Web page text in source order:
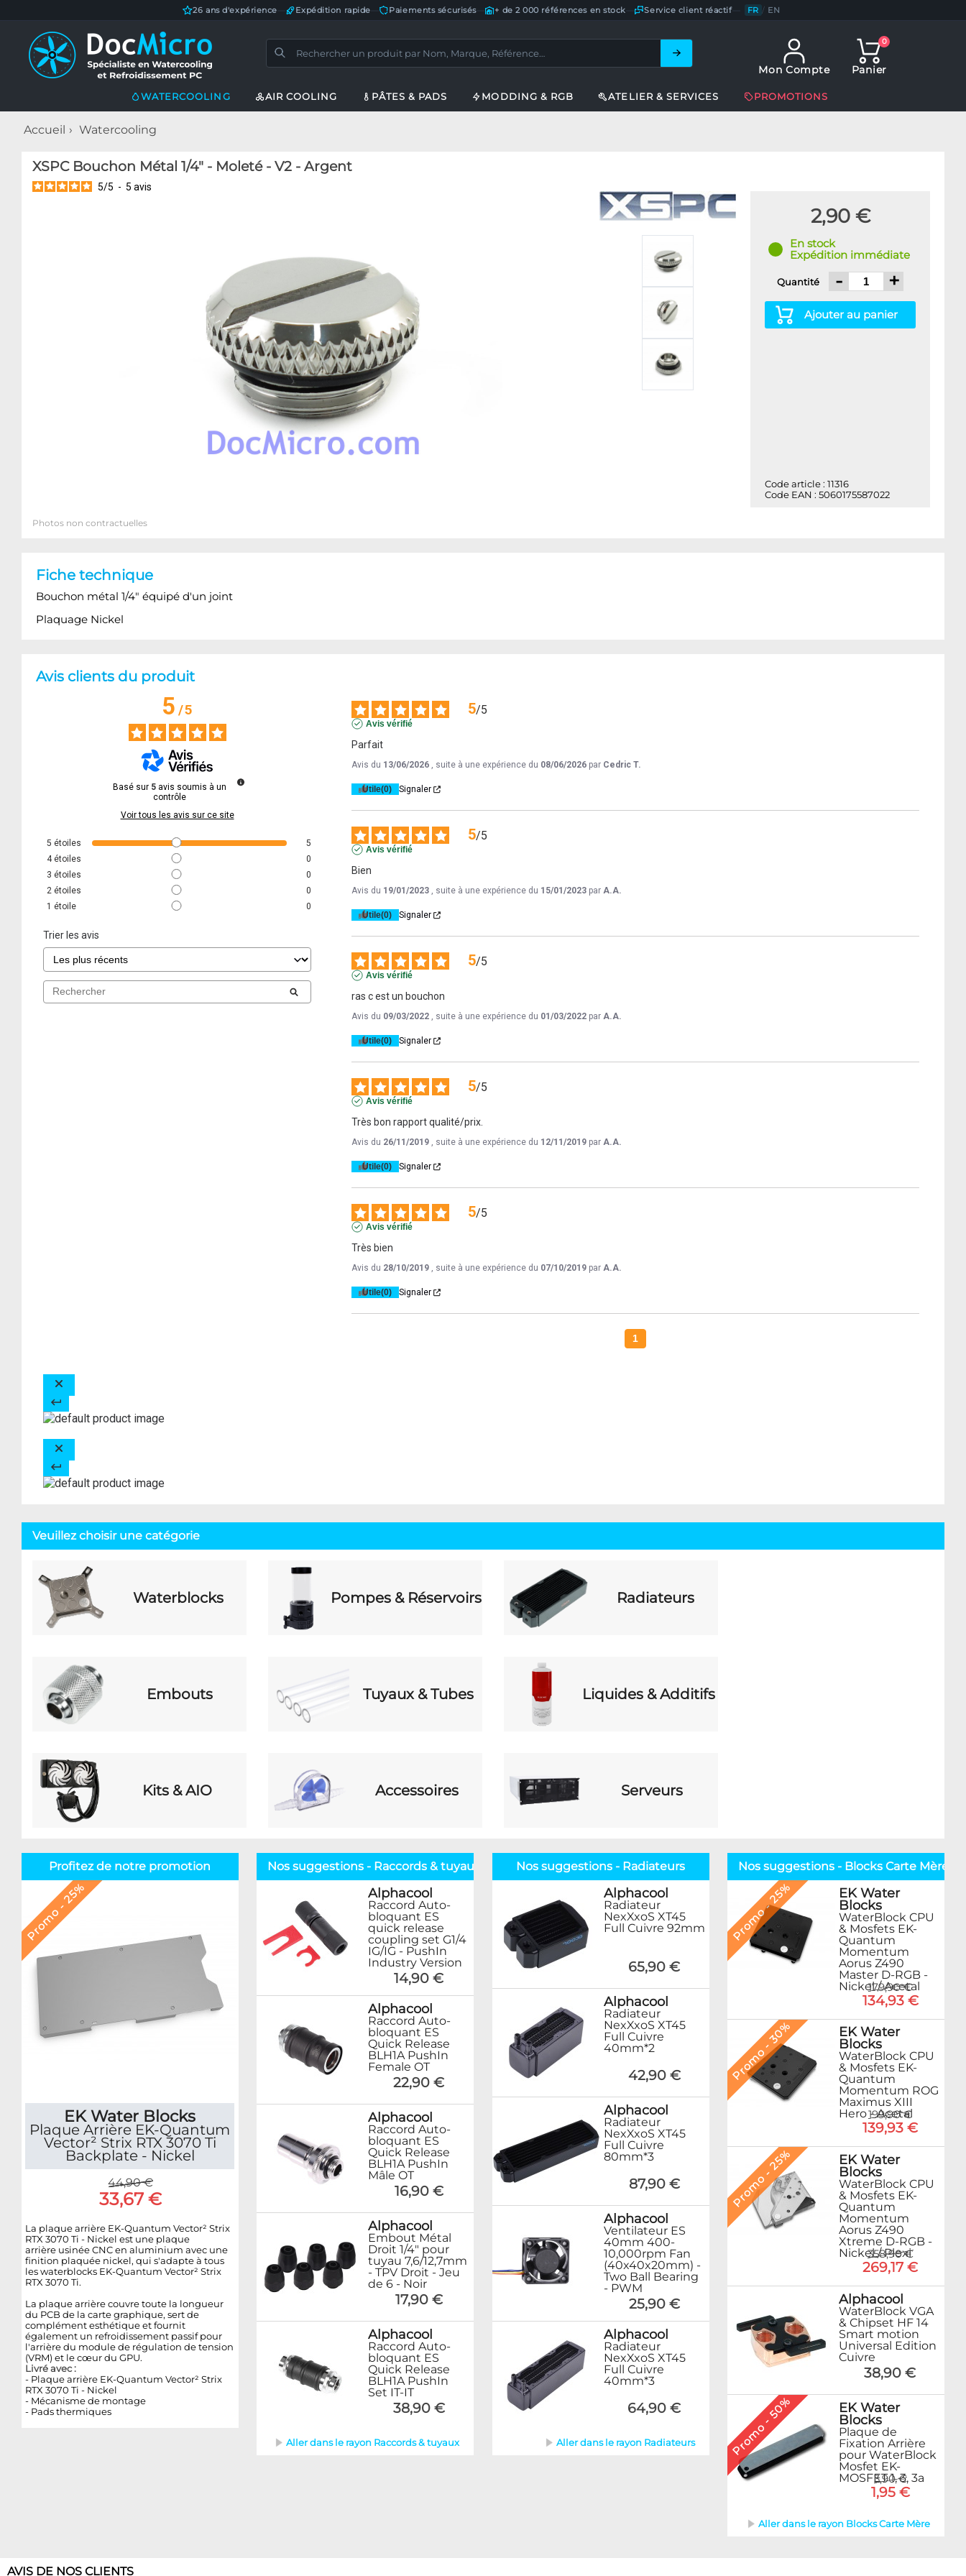
26 ans d'expérience Expédition rapide Paiements sécurisés— + de 2 000 références en stock Service client réactif— FR / EN
Mon Compte
0
Panier
WATERCOOLING AIR COOLING PÂTES & PADS MODDING & RGB ATELIER & SERVICES PROMOTIONS
Accueil Watercooling
XSPC Bouchon Métal 1/4" - Moleté - V2 - Argent
5/5 - 5 avis
2,90 €
En stock
Expédition immédiate
Quantité - +
Ajouter au panier
Code article : 11316
Code EAN : 5060175587022
Photos non contractuelles
Fiche technique
Bouchon métal 1/4" équipé d'un joint
Plaquage Nickel
Avis clients du produit
5/5
Basé sur 5 avis soumis à un
contrôle
Voir tous les avis sur ce site
5 étoiles
5
4 étoiles
0
3 étoiles
0
2 étoiles
0
1 étoile 0
Trier les avis
5/5
Avis vérifié
Parfait
Avis du 13/06/2026 , suite à une expérience du 08/06/2026 par Cedric T.
Utile(0) Signaler
5/5
Avis vérifié
Bien
Avis du 19/01/2023 , suite à une expérience du 15/01/2023 parA.A.
Utile(0) Signaler
5/5
Avis vérifié
ras c est un bouchon
Avis du 09/03/2022 , suite à une expérience du 01/03/2022 parA.A.
Utile(0) Signaler
5/5
Avis vérifié
Très bon rapport qualité/prix.
Avis du 26/11/2019 , suite à une expérience du 12/11/2019 parA.A.
Utile(0) Signaler
5/5
Avis vérifié
Très bien
Avis du 28/10/2019 , suite à une expérience du 07/10/2019 parA.A.
Utile(0) Signaler
1
Veuillez choisir une catégorie
Waterblocks Pompes & Réservoirs Radiateurs
Embouts Tuyaux & Tubes Liquides & Additifs
Kits & AIO Accessoires Serveurs
Profitez de notre promotion
Promo - 25%
EK Water Blocks
Plaque Arrière EK-Quantum
Vector² Strix RTX 3070 Ti
Backplate - Nickel
44,90 €
33,67 €
La plaque arrière EK-Quantum Vector² Strix
RTX 3070 Ti - Nickel est une plaque
arrière usinée CNC en aluminium avec une
finition plaquée nickel, qui s'adapte à tous
les waterblocks EK-Quantum Vector² Strix
RTX 3070 Ti.
La plaque arrière couvre toute la longueur
du PCB de la carte graphique, sert de
complément esthétique et fournit
également un refroidissement passif pour
l'arrière du module de régulation de tension
(VRM) et le cœur du GPU.
Livré avec :
- Plaque arrière EK-Quantum Vector² Strix
RTX 3070 Ti - Nickel
- Mécanisme de montage
- Pads thermiques
Nos suggestions - Raccords & tuyaux
Alphacool
Raccord Auto-
bloquant ES
quick release
coupling set G1/4
IG/IG - PushIn
Industry Version
14,90 €
Alphacool
Raccord Auto-
bloquant ES
Quick Release
BLH1A PushIn
Female OT
22,90 €
Alphacool
Raccord Auto-
bloquant ES
Quick Release
BLH1A PushIn
Mâle OT
16,90 €
Alphacool
Embout Métal
Droit 1/4" pour
tuyau 7,6/12,7mm
- TPV Droit - Jeu
de 6 - Noir
17,90 €
Alphacool
Raccord Auto-
bloquant ES
Quick Release
BLH1A PushIn
Set IT-IT
38,90 €
Aller dans le rayon Raccords & tuyaux
Nos suggestions - Radiateurs
Alphacool
Radiateur
NexXxoS XT45
Full Cuivre 92mm
65,90 €
Alphacool
Radiateur
NexXxoS XT45
Full Cuivre
40mm*2
42,90 €
Alphacool
Radiateur
NexXxoS XT45
Full Cuivre
80mm*3
87,90 €
Alphacool
Ventilateur ES
40mm 400-
10,000rpm Fan
(40x40x20mm) -
Two Ball Bearing
- PWM
25,90 €
Alphacool
Radiateur
NexXxoS XT45
Full Cuivre
40mm*3
64,90 €
Aller dans le rayon Radiateurs
Nos suggestions - Blocks Carte Mère
Promo - 25%
EK Water
Blocks
WaterBlock CPU
& Mosfets EK-
Quantum
Momentum
Aorus Z490
Master D-RGB -
Nickel / Acetal
179,90 €
134,93 €
Promo - 30%
EK Water
Blocks
WaterBlock CPU
& Mosfets EK-
Quantum
Momentum ROG
Maximus XIII
Hero - Acetal
199,90 €
139,93 €
Promo - 25%
EK Water
Blocks
WaterBlock CPU
& Mosfets EK-
Quantum
Momentum
Aorus Z490
Xtreme D-RGB -
Nickel / Plexi
358,90 €
269,17 €
Alphacool
WaterBlock VGA
& Chipset HF 14
Smart motion
Universal Edition
Cuivre
38,90 €
Promo - 50%
EK Water
Blocks
Plaque de
Fixation Arrière
pour WaterBlock
Mosfet EK-
MOSFET 1, 3, 3a
3,90 €
1,95 €
Aller dans le rayon Blocks Carte Mère
AVIS DE NOS CLIENTS